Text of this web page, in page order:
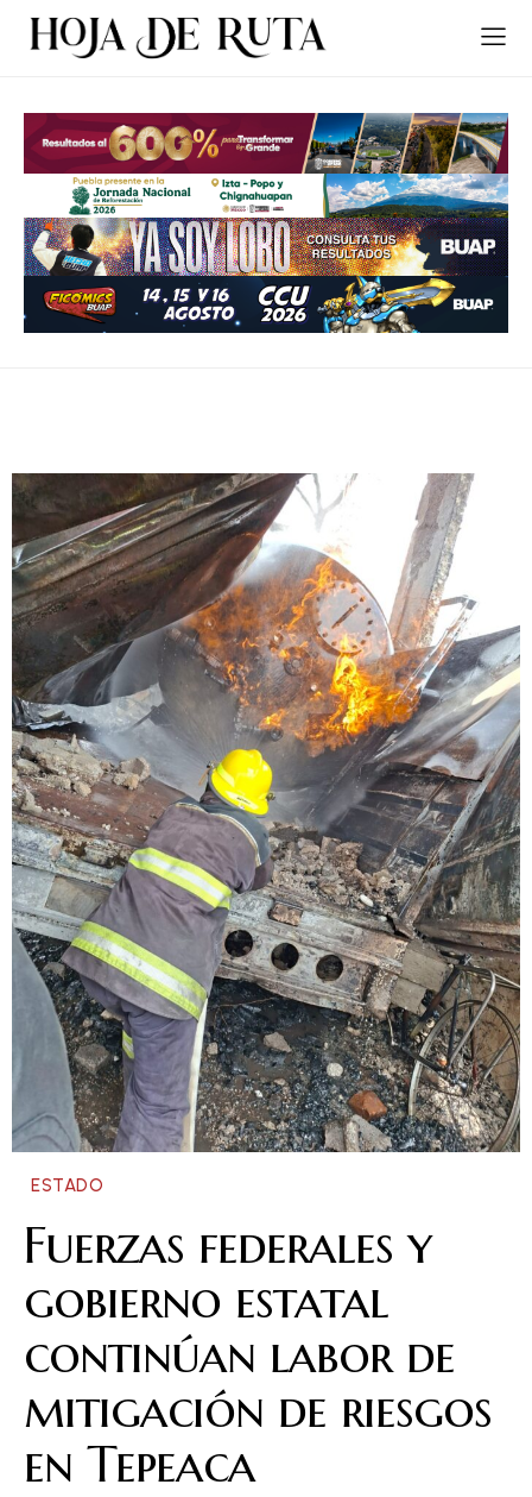
ESTADO
Fuerzas federales y
gobierno estatal
continúan labor de
mitigación de riesgos
en Tepeaca